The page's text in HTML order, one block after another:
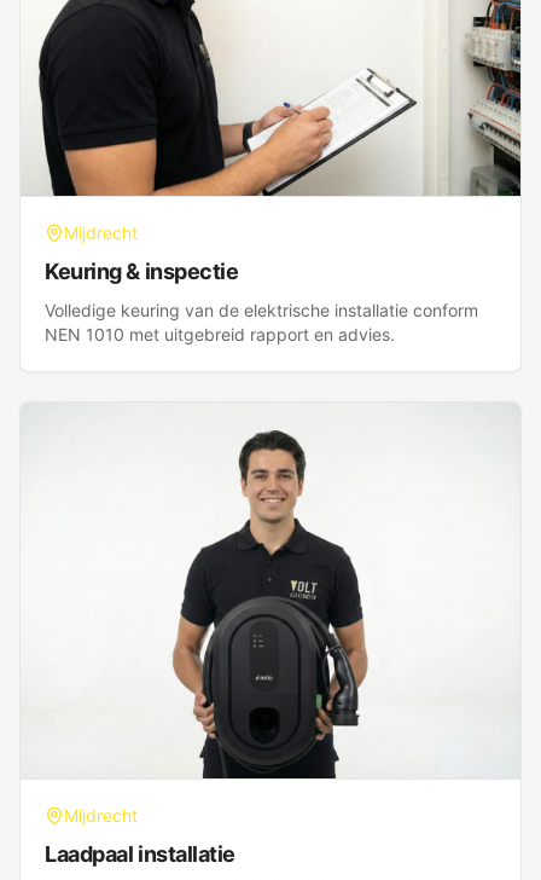
Mijdrecht
Keuring & inspectie
Volledige keuring van de elektrische installatie conform
NEN 1010 met uitgebreid rapport en advies.
Mijdrecht
Laadpaal installatie